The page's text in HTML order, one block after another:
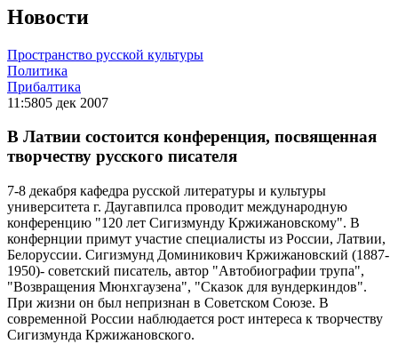
Новости
Пространство русской культуры
Политика
Прибалтика
11:5805 дек 2007
В Латвии состоится конференция, посвященная
творчеству русского писателя
7-8 декабря кафедра русской литературы и культуры
университета г. Даугавпилса проводит международную
конференцию "120 лет Сигизмунду Кржижановскому". В
конфернции примут участие специалисты из России, Латвии,
Белоруссии. Сигизмунд Доминикович Кржижановский (1887-
1950)- советский писатель, автор "Автобиографии трупа",
"Возвращения Мюнхгаузена", "Сказок для вундеркиндов".
При жизни он был непризнан в Советском Союзе. В
современной России наблюдается рост интереса к творчеству
Сигизмунда Кржижановского.